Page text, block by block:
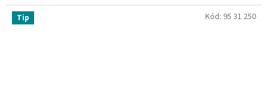
Tip Kód: 95 31 250